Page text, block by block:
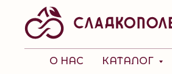
О НАС КАТАЛОГ